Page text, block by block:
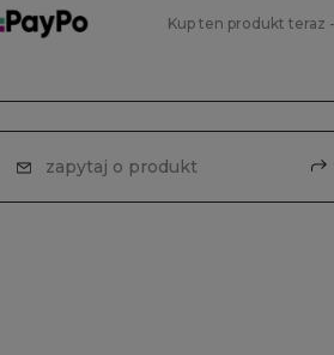
Kup ten produkt teraz -
zapytaj o produkt